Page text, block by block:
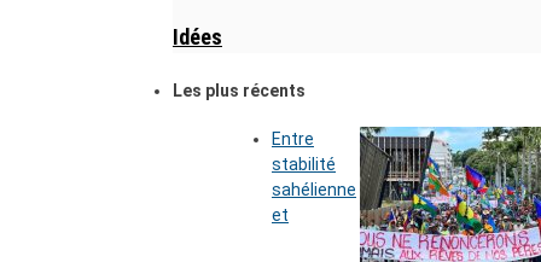
Idées
Les plus récents
Entre
stabilité
sahélienne
et